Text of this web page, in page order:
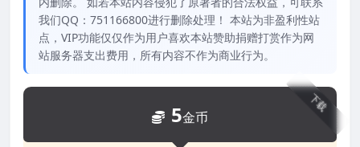
我们QQ：751166800进行删除处理！ 本站为非盈利性站
点，VIP功能仅仅作为用户喜欢本站赞助捐赠打赏作为网
站服务器支出费用，所有内容不作为商业行为。
下载
5金币